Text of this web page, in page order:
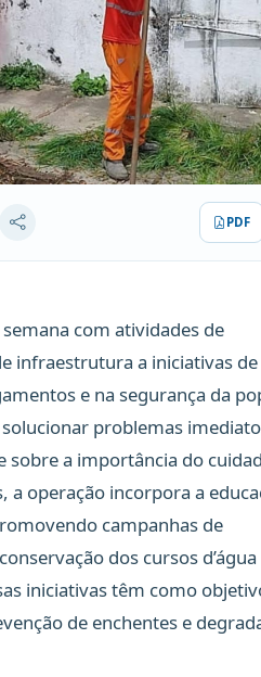
PDF
com atividades de
infraestrutura a iniciativas de
e na segurança da
problemas
a importância do
operação incorpora a
campanhas de
dos cursos d’água
iniciativas têm como
de enchentes e